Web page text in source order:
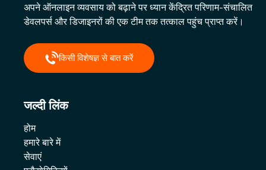
अपने ऑनलाइन व्यवसाय को बढ़ाने पर ध्यान केंद्रित परिणाम-संचालित
डेवलपर्स और डिजाइनरों की एक टीम तक तत्काल पहुंच प्राप्त करें।
किसी विशेषज्ञ से बात करें
जल्दी लिंक
होम
हमारे बारे में
सेवाएं